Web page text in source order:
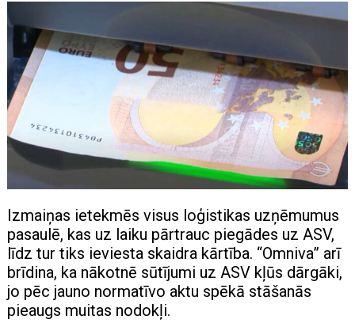
Izmaiņas ietekmēs visus loģistikas uzņēmumus
pasaulē, kas uz laiku pārtrauc piegādes uz ASV,
līdz tur tiks ieviesta skaidra kārtība. “Omniva” arī
brīdina, ka nākotnē sūtījumi uz ASV kļūs dārgāki,
jo pēc jauno normatīvo aktu spēkā stāšanās
pieaugs muitas nodokļi.